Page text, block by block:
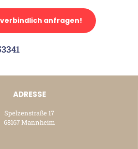
anfragen!
ADRESSE
Spelzenstraße 17
68167 Mannheim